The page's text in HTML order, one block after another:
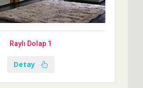
Raylı Dolap 1
Detay